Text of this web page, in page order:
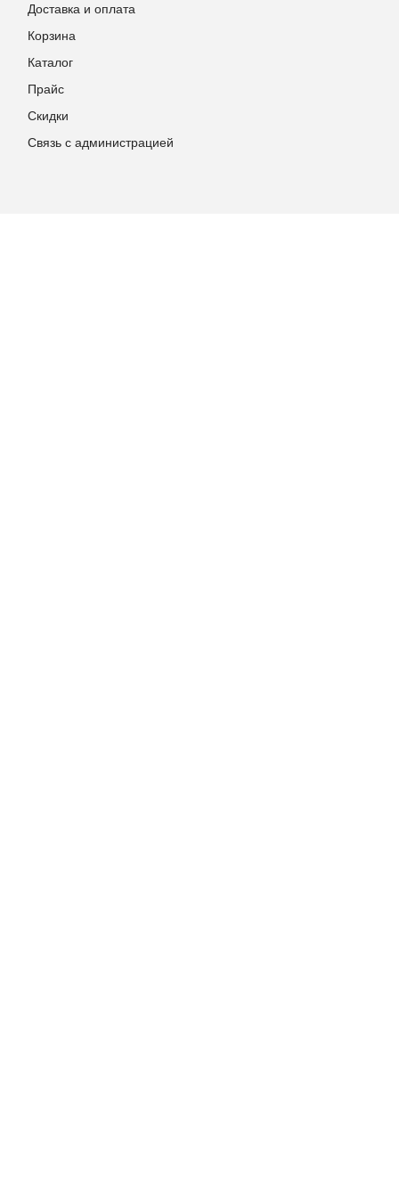
Доставка и оплата
Корзина
Каталог
Прайс
Скидки
Связь с администрацией